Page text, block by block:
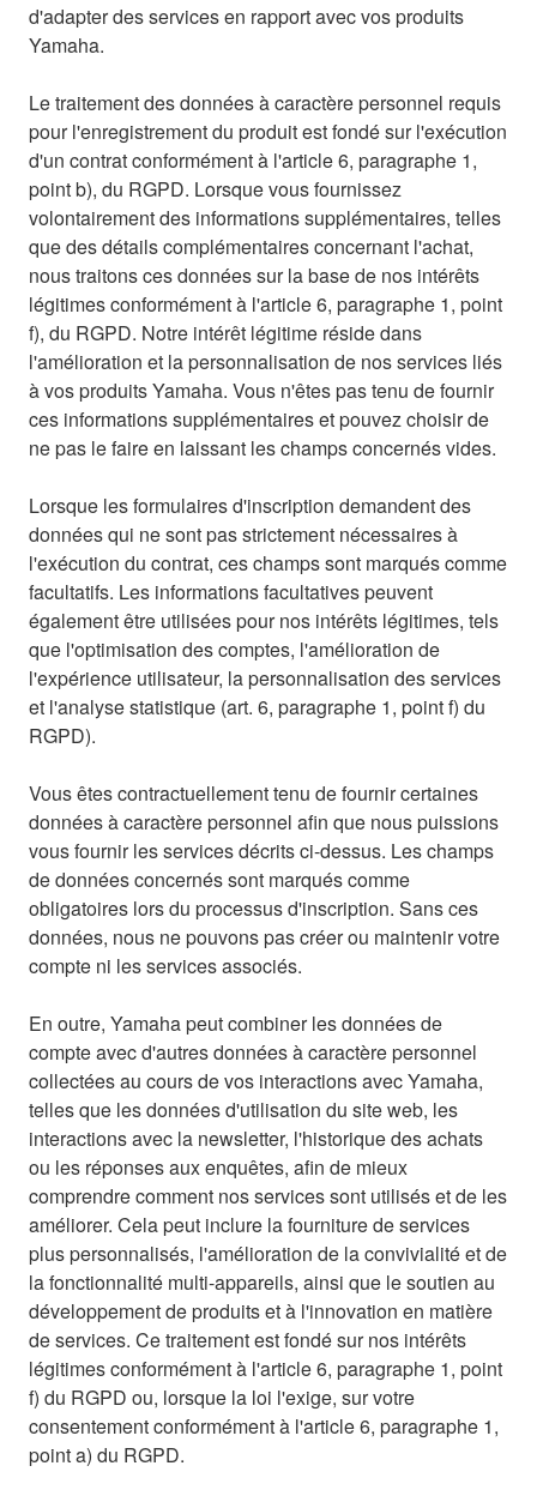
d'adapter des services en rapport avec vos produits
Yamaha.
Le traitement des données à caractère personnel requis
pour l'enregistrement du produit est fondé sur l'exécution
d'un contrat conformément à l'article 6, paragraphe 1,
point b), du RGPD. Lorsque vous fournissez
volontairement des informations supplémentaires, telles
que des détails complémentaires concernant l'achat,
nous traitons ces données sur la base de nos intérêts
légitimes conformément à l'article 6, paragraphe 1, point
f), du RGPD. Notre intérêt légitime réside dans
l'amélioration et la personnalisation de nos services liés
à vos produits Yamaha. Vous n'êtes pas tenu de fournir
ces informations supplémentaires et pouvez choisir de
ne pas le faire en laissant les champs concernés vides.
Lorsque les formulaires d'inscription demandent des
données qui ne sont pas strictement nécessaires à
l'exécution du contrat, ces champs sont marqués comme
facultatifs. Les informations facultatives peuvent
également être utilisées pour nos intérêts légitimes, tels
que l'optimisation des comptes, l'amélioration de
l'expérience utilisateur, la personnalisation des services
et l'analyse statistique (art. 6, paragraphe 1, point f) du
RGPD).
Vous êtes contractuellement tenu de fournir certaines
données à caractère personnel afin que nous puissions
vous fournir les services décrits ci-dessus. Les champs
de données concernés sont marqués comme
obligatoires lors du processus d'inscription. Sans ces
données, nous ne pouvons pas créer ou maintenir votre
compte ni les services associés.
En outre, Yamaha peut combiner les données de
compte avec d'autres données à caractère personnel
collectées au cours de vos interactions avec Yamaha,
telles que les données d'utilisation du site web, les
interactions avec la newsletter, l'historique des achats
ou les réponses aux enquêtes, afin de mieux
comprendre comment nos services sont utilisés et de les
améliorer. Cela peut inclure la fourniture de services
plus personnalisés, l'amélioration de la convivialité et de
la fonctionnalité multi-appareils, ainsi que le soutien au
développement de produits et à l'innovation en matière
de services. Ce traitement est fondé sur nos intérêts
légitimes conformément à l'article 6, paragraphe 1, point
f) du RGPD ou, lorsque la loi l'exige, sur votre
consentement conformément à l'article 6, paragraphe 1,
point a) du RGPD.